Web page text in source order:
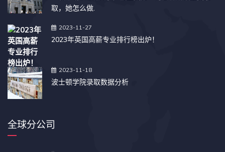
取，她怎么做.
2023-11-27
2023年英国高薪专业排行榜出炉！
2023-11-18
波士顿学院录取数据分析
全球分公司